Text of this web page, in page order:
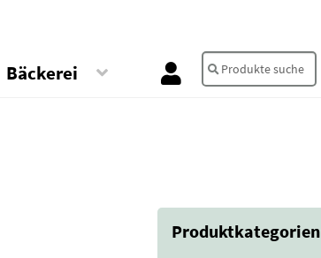
Bäckerei
Suche
nach:
Suchen
Produktkategorien